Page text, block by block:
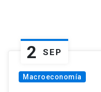
2 SEP
Macroeconomía